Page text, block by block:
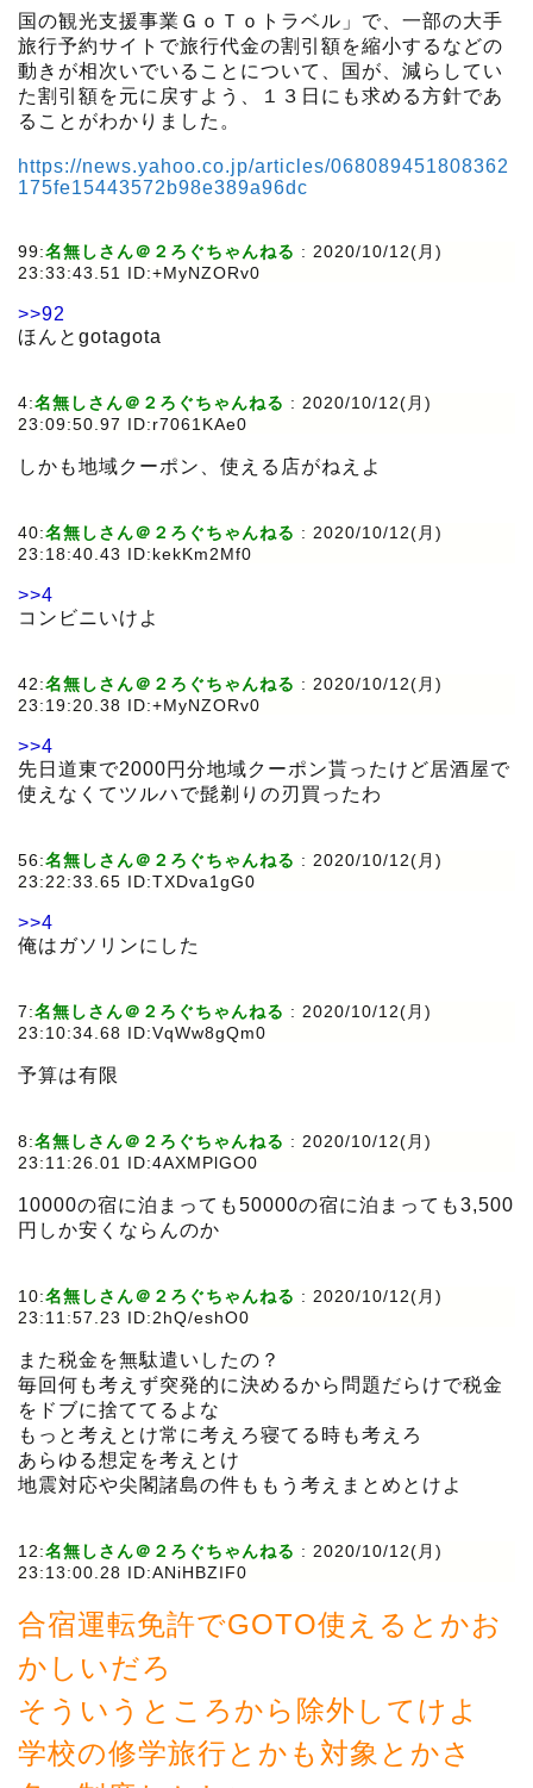
国の観光支援事業ＧｏＴｏトラベル」で、一部の大手
旅行予約サイトで旅行代金の割引額を縮小するなどの
動きが相次いでいることについて、国が、減らしてい
た割引額を元に戻すよう、１３日にも求める方針であ
ることがわかりました。
https://news.yahoo.co.jp/articles/068089451808362
175fe15443572b98e389a96dc
99:名無しさん＠２ろぐちゃんねる : 2020/10/12(月)
23:33:43.51 ID:+MyNZORv0
>>92
ほんとgotagota
4:名無しさん＠２ろぐちゃんねる : 2020/10/12(月)
23:09:50.97 ID:r7061KAe0
しかも地域クーポン、使える店がねえよ
40:名無しさん＠２ろぐちゃんねる : 2020/10/12(月)
23:18:40.43 ID:kekKm2Mf0
>>4
コンビニいけよ
42:名無しさん＠２ろぐちゃんねる : 2020/10/12(月)
23:19:20.38 ID:+MyNZORv0
>>4
先日道東で2000円分地域クーポン貰ったけど居酒屋で
使えなくてツルハで髭剃りの刃買ったわ
56:名無しさん＠２ろぐちゃんねる : 2020/10/12(月)
23:22:33.65 ID:TXDva1gG0
>>4
俺はガソリンにした
7:名無しさん＠２ろぐちゃんねる : 2020/10/12(月)
23:10:34.68 ID:VqWw8gQm0
予算は有限
8:名無しさん＠２ろぐちゃんねる : 2020/10/12(月)
23:11:26.01 ID:4AXMPlGO0
10000の宿に泊まっても50000の宿に泊まっても3,500
円しか安くならんのか
10:名無しさん＠２ろぐちゃんねる : 2020/10/12(月)
23:11:57.23 ID:2hQ/eshO0
また税金を無駄遣いしたの？
毎回何も考えず突発的に決めるから問題だらけで税金
をドブに捨ててるよな
もっと考えとけ常に考えろ寝てる時も考えろ
あらゆる想定を考えとけ
地震対応や尖閣諸島の件ももう考えまとめとけよ
12:名無しさん＠２ろぐちゃんねる : 2020/10/12(月)
23:13:00.28 ID:ANiHBZIF0
合宿運転免許でGOTO使えるとかお
かしいだろ
そういうところから除外してけよ
学校の修学旅行とかも対象とかさ